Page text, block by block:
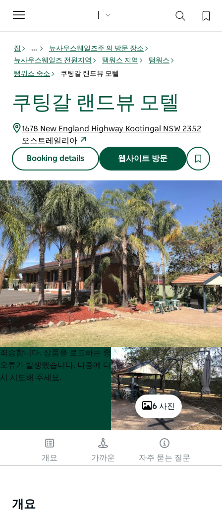
Toggle
navigation
집 ...
뉴사우스웨일즈주 의 방문 장소
뉴사우스웨일즈 전원지역
탬워스 지역
탬워스
탬워스 숙소
쿠팅갈 랜드뷰 모텔
쿠팅갈 랜드뷰 모텔
1678 New England Highway Kootingal NSW 2352
오스트레일리아
Booking details 웹사이트 방문
6 사진
Product
List
Product
List
죄송합니다. 상품을 로드하는 중
오류가 발생했습니다. 나중에 다
시 시도해 주세요.
개요 가까운 자주 묻는 질문
개요